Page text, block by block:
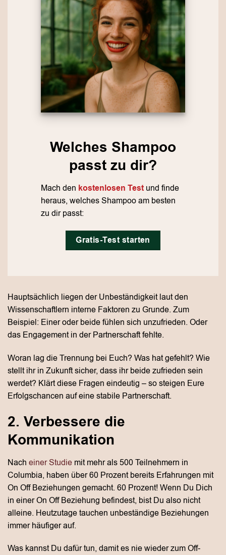
Welches Shampoo
passt zu dir?
Mach den kostenlosen Testund finde
heraus, welches Shampoo am besten
zu dir passt:
Gratis-Test starten
Hauptsächlich liegen der Unbeständigkeit laut den
Wissenschaftlern interne Faktoren zu Grunde. Zum
Beispiel: Einer oder beide fühlen sich unzufrieden. Oder
das Engagement in der Partnerschaft fehlte.
Woran lag die Trennung bei Euch? Was hat gefehlt? Wie
stellt ihr in Zukunft sicher, dass ihr beide zufrieden sein
werdet? Klärt diese Fragen eindeutig – so steigen Eure
Erfolgschancen auf eine stabile Partnerschaft.
2. Verbessere die
Kommunikation
Nach einer Studie mit mehr als 500 Teilnehmern in
Columbia, haben über 60 Prozent bereits Erfahrungen mit
On Off Beziehungen gemacht. 60 Prozent! Wenn Du Dich
in einer On Off Beziehung befindest, bist Du also nicht
alleine. Heutzutage tauchen unbeständige Beziehungen
immer häufiger auf.
Was kannst Du dafür tun, damit es nie wieder zum Off-